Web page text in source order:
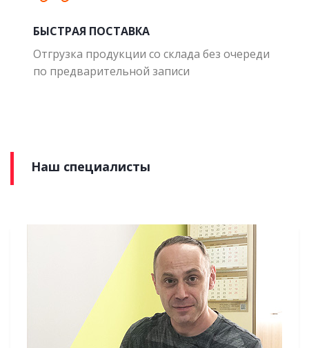
БЫСТРАЯ ПОСТАВКА
Отгрузка продукции со склада без очереди
по предварительной записи
Наш специалисты